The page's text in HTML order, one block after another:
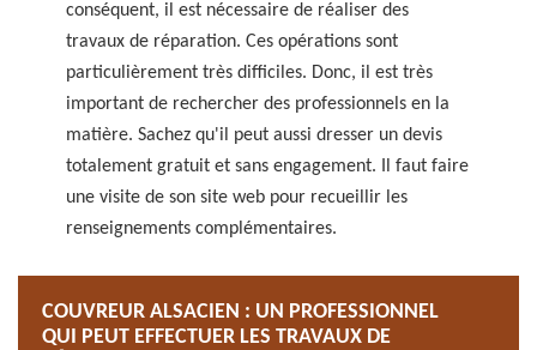
conséquent, il est nécessaire de réaliser des
travaux de réparation. Ces opérations sont
particulièrement très difficiles. Donc, il est très
important de rechercher des professionnels en la
matière. Sachez qu'il peut aussi dresser un devis
totalement gratuit et sans engagement. Il faut faire
une visite de son site web pour recueillir les
renseignements complémentaires.
COUVREUR ALSACIEN : UN PROFESSIONNEL
QUI PEUT EFFECTUER LES TRAVAUX DE